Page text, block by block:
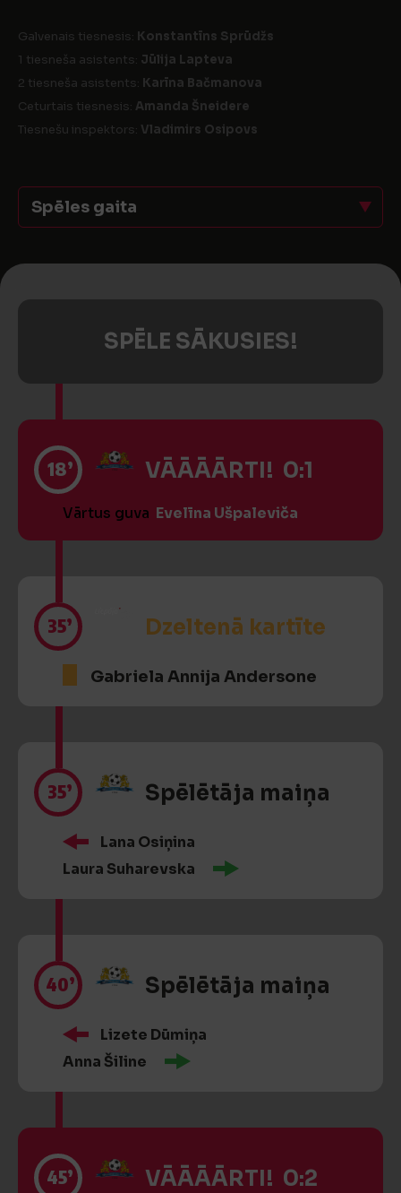
Galvenais tiesnesis: Konstantīns Sprūdžs
1 tiesneša asistents: Jūlija Lapteva
2 tiesneša asistents: Karīna Bačmanova
Ceturtais tiesnesis: Amanda Šneidere
Tiesnešu inspektors: Vladimirs Osipovs
Spēles gaita
SPĒLE SĀKUSIES!
18’ VĀĀĀĀRTI! 0:1
Vārtus guva Evelīna Ušpaleviča
35’ Dzeltenā kartīte
Gabriela Annija Andersone
35’ Spēlētāja maiņa
Lana Osiņina
Laura Suharevska
40’ Spēlētāja maiņa
Lizete Dūmiņa
Anna Šiline
45’ VĀĀĀĀRTI! 0:2